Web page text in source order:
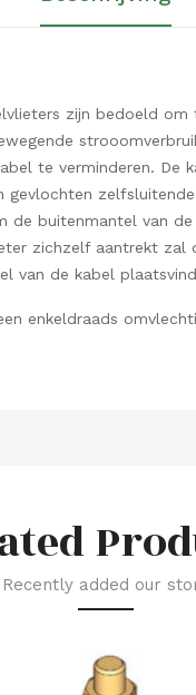
zijn bedoeld om
te verminderen. De
gevlochten
de buitenmantel van
zichzelf aantrekt zal
van de kabel
enkeldraads
Recently added our